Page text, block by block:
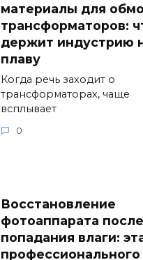
материалы для
трансформаторов:
держит индустрию
плаву
Когда речь заходит о
трансформаторах, чаще
всплывает
0
Восстановление
фотоаппарата после
попадания влаги:
профессионального